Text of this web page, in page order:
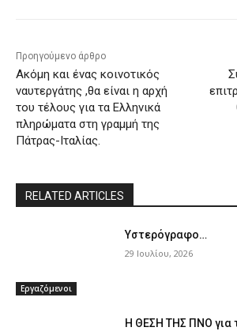
Προηγούμενο άρθρο
Ακόμη και ένας κοινοτικός
ναυτεργάτης ,θα είναι η αρχή
του τέλους για τα Ελληνικά
πληρώματα στη γραμμή της
Πάτρας-Ιταλίας.
RELATED ARTICLES
Εργαζόμενοι
Υστερόγραφο…
29 Ιουλίου, 2026
Η ΘΕΣΗ ΤΗΣ ΠΝΟ για